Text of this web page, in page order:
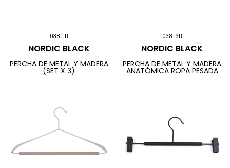
038-1B
NORDIC BLACK
PERCHA DE METAL Y MADERA
(SET X 3)
038-3B
NORDIC BLACK
PERCHA DE METAL Y MADERA
ANATÓMICA ROPA PESADA